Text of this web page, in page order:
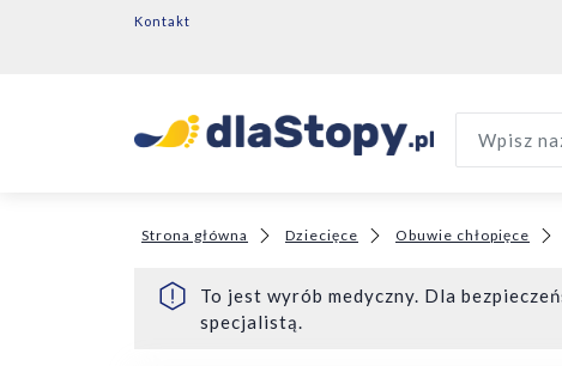
Kontakt
Wpisz
Strona główna Dziecięce Obuwie chłopięce
To jest wyrób medyczny. Dla
specjalistą.